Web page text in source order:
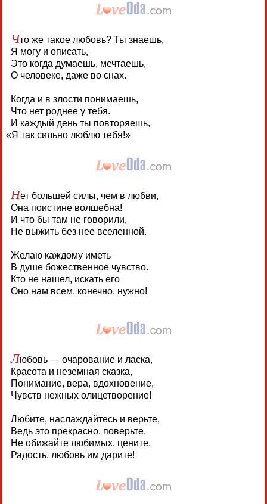
Что же такое любовь? Ты знаешь,
Я могу и описать,
Это когда думаешь, мечтаешь,
О человеке, даже во снах.
Когда и в злости понимаешь,
Что нет роднее у тебя.
И каждый день ты повторяешь,
«Я так сильно люблю тебя!»
Нет большей силы, чем в любви,
Она поистине волшебна!
И что бы там не говорили,
Не выжить без нее вселенной.
Желаю каждому иметь
В душе божественное чувство.
Кто не нашел, искать его
Оно нам всем, конечно, нужно!
Любовь — очарование и ласка,
Красота и неземная сказка,
Понимание, вера, вдохновение,
Чувств нежных олицетворение!
Любите, наслаждайтесь и верьте,
Ведь это прекрасно, поверьте.
Не обижайте любимых, цените,
Радость, любовь им дарите!